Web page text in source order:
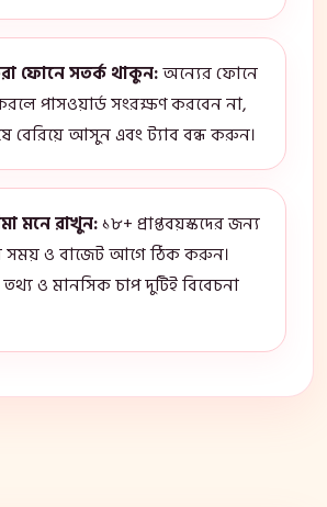
ফোনে সতর্ক থাকুন:অন্যের ফোনে
পাসওয়ার্ড সংরক্ষণ করবেন না,
বেরিয়ে আসুন এবং ট্যাব বন্ধ করুন।
মনে রাখুন:১৮+ প্রাপ্তবয়স্কদের জন্য
সময় ও বাজেট আগে ঠিক করুন।
ও মানসিক চাপ দুটিই বিবেচনা